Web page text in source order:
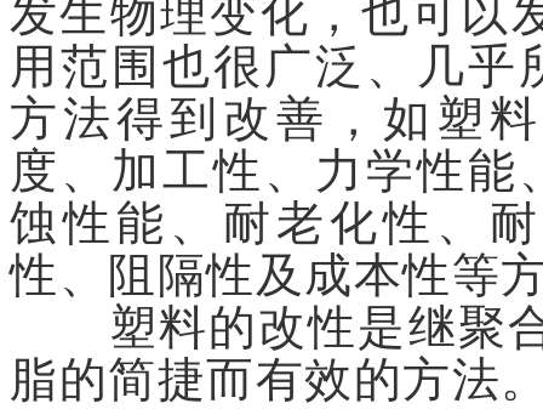
发生物理变化，也可以
用范围也很广泛、几
方法得到改善，如塑
度、加工性、力学性
蚀性能、耐老化性、
性、阻隔性及成本性等
塑料的改性是继聚合
脂的简捷而有效的方法